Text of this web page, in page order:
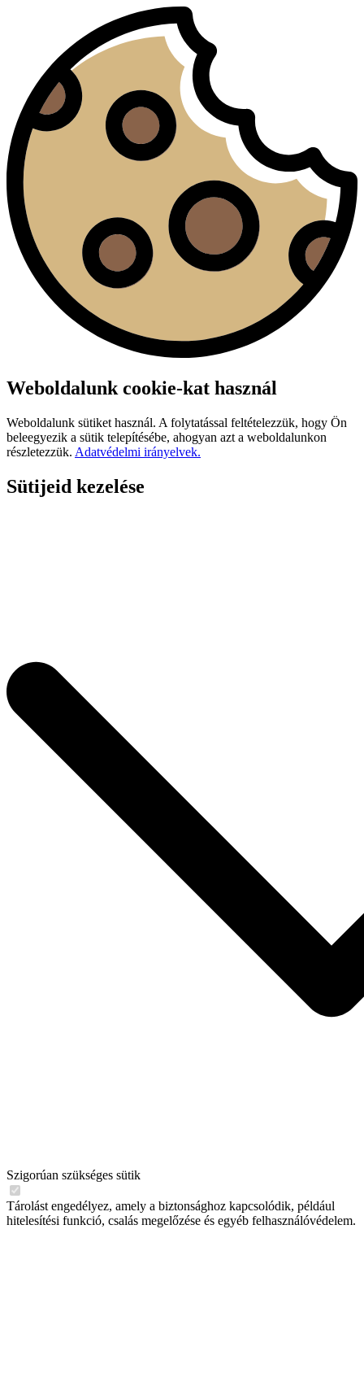
Weboldalunk cookie-kat használ
Weboldalunk sütiket használ. A folytatással feltételezzük, hogy Ön
beleegyezik a sütik telepítésébe, ahogyan azt a weboldalunkon
részletezzük. Adatvédelmi irányelvek.
Sütijeid kezelése
Szigorúan szükséges sütik
Tárolást engedélyez, amely a biztonsághoz kapcsolódik, például
hitelesítési funkció, csalás megelőzése és egyéb felhasználóvédelem.